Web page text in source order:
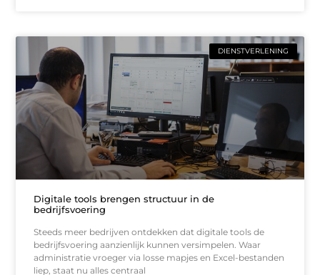
DIENSTVERLENING
Digitale tools brengen structuur in de
bedrijfsvoering
Steeds meer bedrijven ontdekken dat digitale tools de
bedrijfsvoering aanzienlijk kunnen versimpelen. Waar
administratie vroeger via losse mapjes en Excel-bestanden
liep, staat nu alles centraal